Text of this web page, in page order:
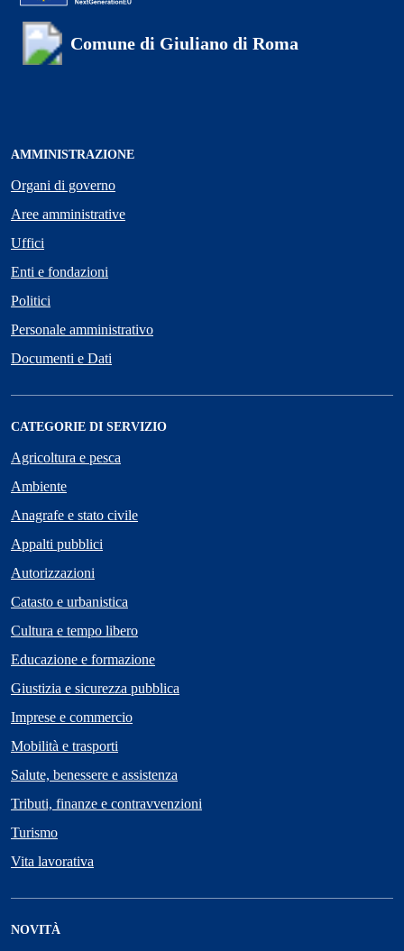
Comune di Giuliano di Roma
AMMINISTRAZIONE
Organi di governo
Aree amministrative
Uffici
Enti e fondazioni
Politici
Personale amministrativo
Documenti e Dati
CATEGORIE DI SERVIZIO
Agricoltura e pesca
Ambiente
Anagrafe e stato civile
Appalti pubblici
Autorizzazioni
Catasto e urbanistica
Cultura e tempo libero
Educazione e formazione
Giustizia e sicurezza pubblica
Imprese e commercio
Mobilità e trasporti
Salute, benessere e assistenza
Tributi, finanze e contravvenzioni
Turismo
Vita lavorativa
NOVITÀ